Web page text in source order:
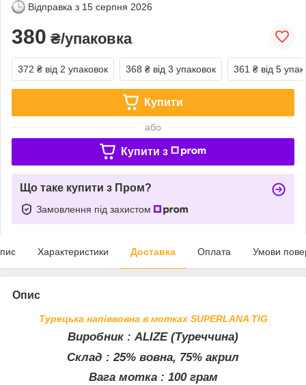
Відправка з 15 серпня 2026
380 ₴/упаковка
372 ₴ від 2 упаковок 368 ₴ від 3 упаковок 361 ₴ від 5
Купити
або
Купити з
Що таке купити з Пром?
Замовлення під захистом
Характеристики Доставка Оплата Умови
Опис
Турецька напіввовна в мотках SUPERLANA TIG
Виробник : ALIZE (Туреччина)
Склад : 25% вовна, 75% акрил
Вага мотка : 100 грам